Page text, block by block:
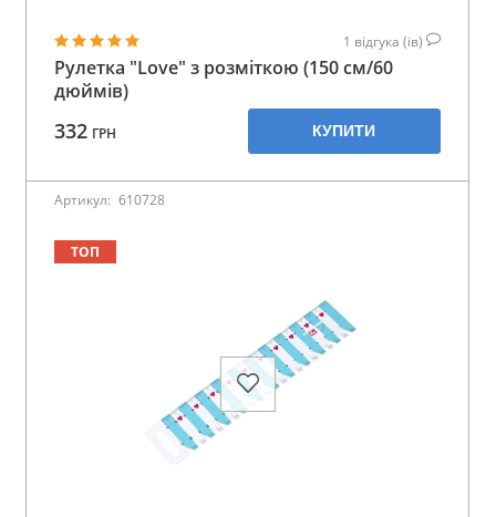
1 відгука (ів)
Рулетка "Love" з розміткою (150 см/60
дюймів)
332 ГРН КУПИТИ
Артикул: 610728
ТОП